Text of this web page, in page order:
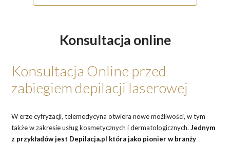
Konsultacja online
Konsultacja Online przed
zabiegiem depilacji laserowej
W erze cyfryzacji, telemedycyna otwiera nowe możliwości, w tym
także w zakresie usług kosmetycznych i dermatologicznych.Jednym
z przykładów jest Depilacja.pl która jako pionier w branży